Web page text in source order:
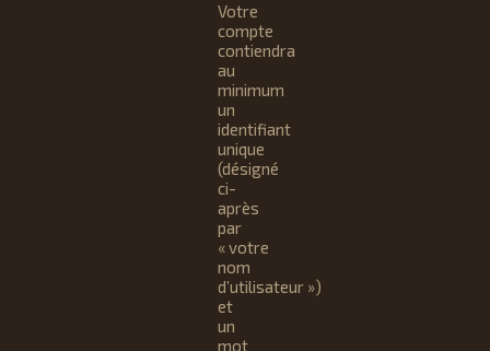
Votre
compte
contiendra
au
minimum
un
identifiant
unique
(désigné
ci-
après
par
« votre
nom
d’utilisateur »)
et
un
mot